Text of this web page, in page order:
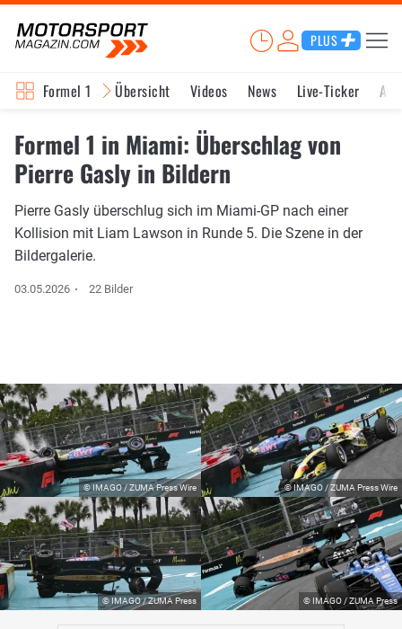
PLUS
Formel 1 Übersicht Videos News Live-Ticker
Formel 1 in Miami: Überschlag von
Pierre Gasly in Bildern
Pierre Gasly überschlug sich im Miami-GP nach einer
Kollision mit Liam Lawson in Runde 5. Die Szene in der
Bildergalerie.
03.05.2026 22 Bilder